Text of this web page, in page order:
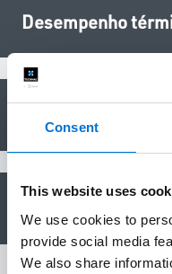
Consent
This website uses
We use cookies to
provide social media
We also share
Desempenho